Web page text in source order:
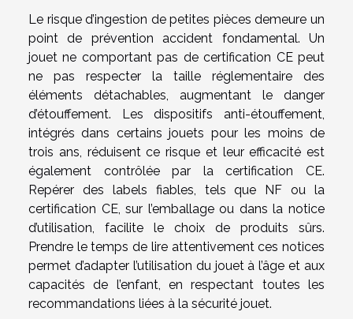
Le risque d’ingestion de petites pièces demeure un
point de prévention accident fondamental. Un
jouet ne comportant pas de certification CE peut
ne pas respecter la taille réglementaire des
éléments détachables, augmentant le danger
d’étouffement. Les dispositifs anti-étouffement,
intégrés dans certains jouets pour les moins de
trois ans, réduisent ce risque et leur efficacité est
également contrôlée par la certification CE.
Repérer des labels fiables, tels que NF ou la
certification CE, sur l’emballage ou dans la notice
d’utilisation, facilite le choix de produits sûrs.
Prendre le temps de lire attentivement ces notices
permet d’adapter l’utilisation du jouet à l’âge et aux
capacités de l’enfant, en respectant toutes les
recommandations liées à la sécurité jouet.